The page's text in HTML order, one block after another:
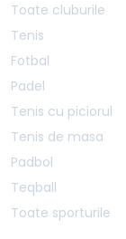
Toate cluburile
Tenis
Fotbal
Padel
Tenis cu piciorul
Tenis de masa
Padbol
Teqball
Toate sporturile